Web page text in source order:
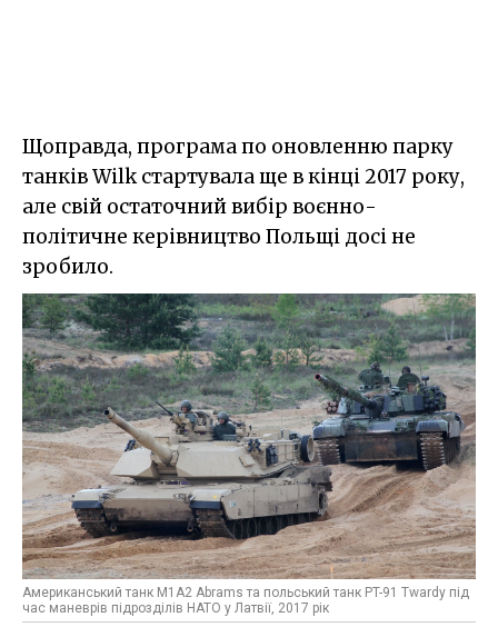
Щоправда, програма по оновленню парку
танків Wilk стартувала ще в кінці 2017 року,
але свій остаточний вибір воєнно-
політичне керівництво Польщі досі не
зробило.
Американський танк M1A2 Abrams та польський танк PT-91 Twardy під
час маневрів підрозділів НАТО у Латвії, 2017 рік